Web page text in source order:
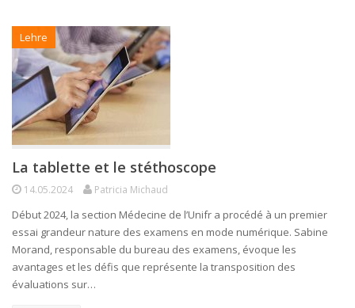
Lehre
La tablette et le stéthoscope
14.05.2024 Patricia Michaud
Début 2024, la section Médecine de l’Unifr a procédé à un premier
essai grandeur nature des examens en mode numérique. Sabine
Morand, responsable du bureau des examens, évoque les
avantages et les défis que représente la transposition des
évaluations sur…